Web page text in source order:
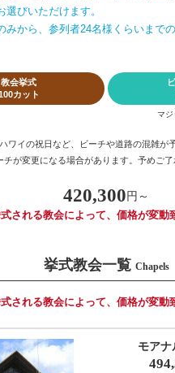
選びいただけます。
みから、参列者24名様くらいまで
教会挙式
カット
マジ
ワイの祝日など、ビーチや道路の混雑が
チが変更になる場合があります。予めご了
420,300円～
される教会によって、価格が変動
挙式教会一覧 Chapels
される教会によって、価格が変動
モアナ